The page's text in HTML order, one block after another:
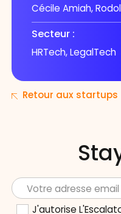
Cécile Amiah,
Secteur :
HRTech, LegalTech
Retour aux startups
J'autorise